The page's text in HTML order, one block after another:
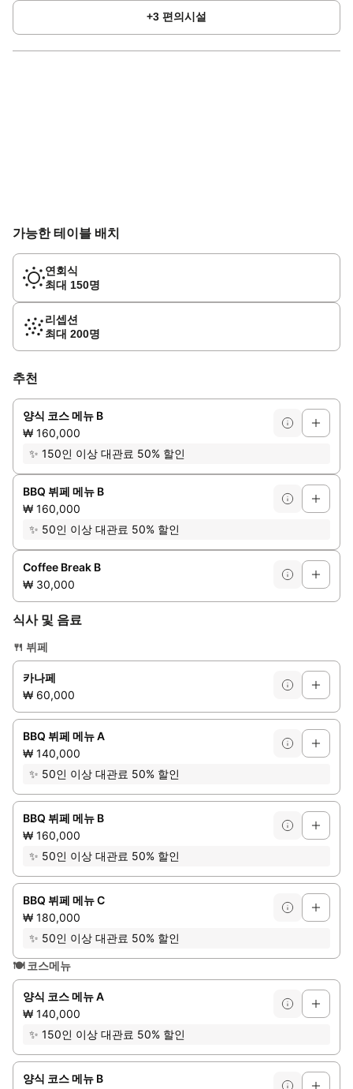
+3 편의시설
가능한 테이블 배치
연회식
최대 150명
리셉션
최대 200명
추천
양식 코스 메뉴 B
₩ 160,000
✨ 150인 이상 대관료 50% 할인
BBQ 뷔페 메뉴 B
₩ 160,000
✨ 50인 이상 대관료 50% 할인
Coffee Break B
₩ 30,000
식사 및 음료
🍴 뷔페
카나페
₩ 60,000
BBQ 뷔페 메뉴 A
₩ 140,000
✨ 50인 이상 대관료 50% 할인
BBQ 뷔페 메뉴 B
₩ 160,000
✨ 50인 이상 대관료 50% 할인
BBQ 뷔페 메뉴 C
₩ 180,000
✨ 50인 이상 대관료 50% 할인
🍽️ 코스메뉴
양식 코스 메뉴 A
₩ 140,000
✨ 150인 이상 대관료 50% 할인
양식 코스 메뉴 B